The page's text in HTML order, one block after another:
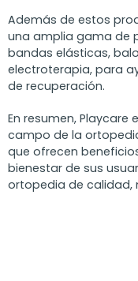
Además de estos
una amplia gama de
bandas elásticas,
electroterapia, para
de recuperación.
En resumen,
campo de la
que ofrecen
bienestar de sus
ortopedia de calidad,